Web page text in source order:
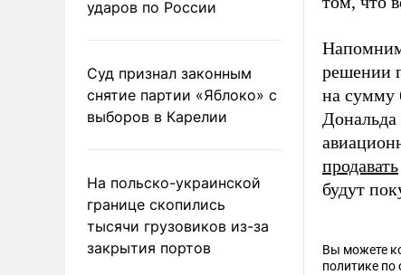
ударов по России
Суд признал законным
снятие партии «Яблоко» с
выборов в Карелии
На польско-украинской
границе скопились
тысячи грузовиков из-за
закрытия портов
решении
на сумму
продавать
будут
Вы можете
политике